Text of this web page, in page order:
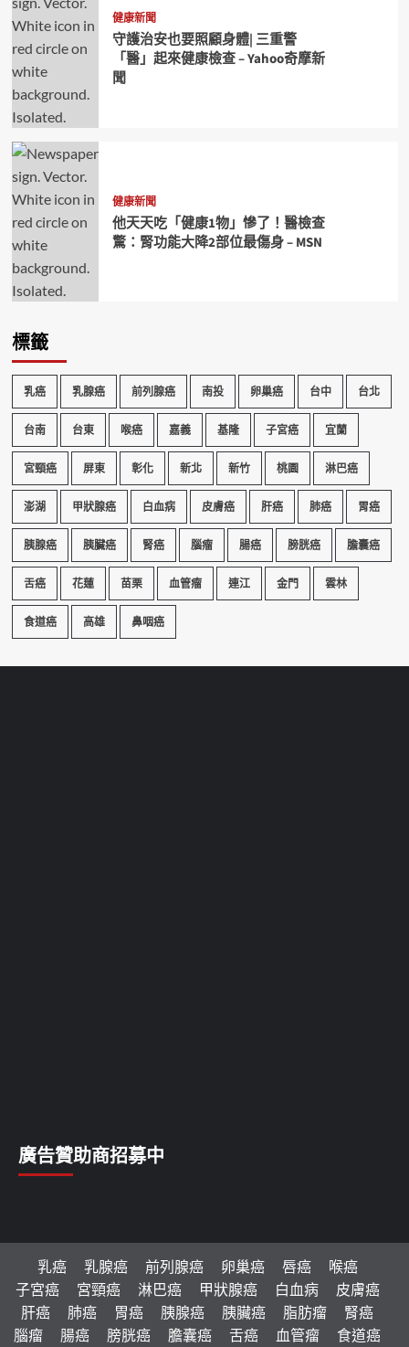
健康新聞
守護治安也要照顧身體| 三重警
「醫」起來健康檢查 – Yahoo奇摩新
聞
健康新聞
他天天吃「健康1物」慘了！醫檢查
驚：腎功能大降2部位最傷身 – MSN
標籤
乳癌 乳腺癌 前列腺癌 南投 卵巢癌 台中 台北
台南 台東 喉癌 嘉義 基隆 子宮癌 宜蘭
宮頸癌 屏東 彰化 新北 新竹 桃園 淋巴癌
澎湖 甲狀腺癌 白血病 皮膚癌 肝癌 肺癌 胃癌
胰腺癌 胰臟癌 腎癌 腦瘤 腸癌 膀胱癌 膽囊癌
舌癌 花蓮 苗栗 血管瘤 連江 金門 雲林
食道癌 高雄 鼻咽癌
廣告贊助商招募中
乳癌 乳腺癌 前列腺癌 卵巢癌 唇癌
喉癌
子宮癌
宮頸癌 淋巴癌 甲狀腺癌 白血病
皮膚癌
肝癌
肺癌 胃癌 胰腺癌 胰臟癌 脂肪瘤
腎癌
腦瘤
腸癌 膀胱癌 膽囊癌 舌癌 血管瘤 食道癌